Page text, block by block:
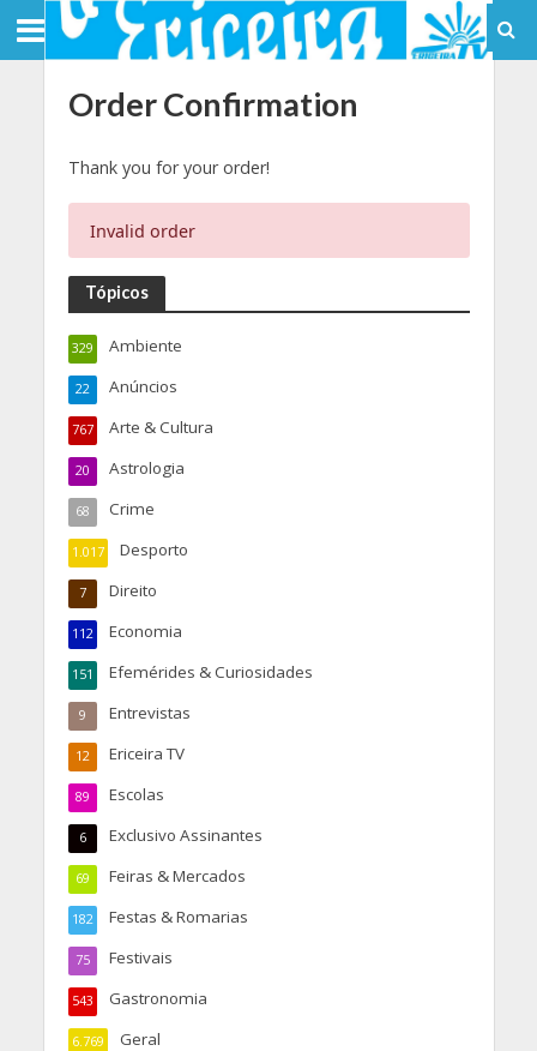
Order Confirmation
Thank you for your order!
Invalid order
Tópicos
Ambiente
329
Anúncios
22
Arte & Cultura
767
Astrologia
20
Crime
68
Desporto
1.017
Direito
7
Economia
112
Efemérides & Curiosidades
151
Entrevistas
9
Ericeira TV
12
Escolas
89
Exclusivo Assinantes
6
Feiras & Mercados
69
Festas & Romarias
182
Festivais
75
Gastronomia
543
Geral
6.769